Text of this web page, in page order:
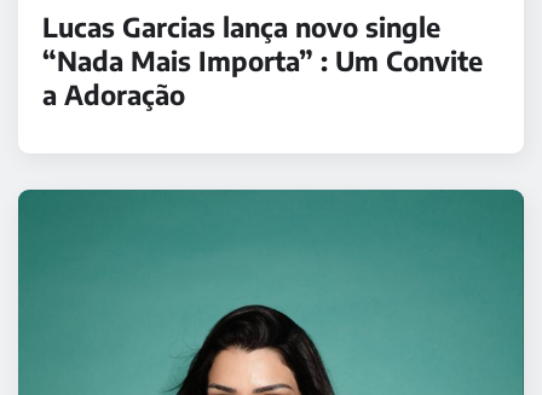
Lucas Garcias lança novo single
“Nada Mais Importa” : Um Convite
a Adoração